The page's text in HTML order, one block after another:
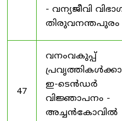
- വന്യജീവി
തിരുവനന്തപുരം
47
വനംവകുപ്പ്
ഇ-ടെൻഡർ
വിജ്ഞാപനം -
അച്ചൻകോവിൽ